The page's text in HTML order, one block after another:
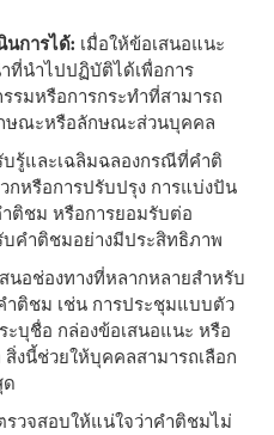
นการได้: เมื่อให้ข้อเสนอแนะ
ที่นําไปปฏิบัติได้เพื่อการ
รมหรือการกระทําที่สามารถ
ษณะหรือลักษณะส่วนบุคคล
บรู้และเฉลิมฉลองกรณีที่คําติ
กหรือการปรับปรุง การแบ่งปัน
าติชม หรือการยอมรับต่อ
คําติชมอย่างมีประสิทธิภาพ
สนอช่องทางที่หลากหลายสําหรับ
าติชม เช่น การประชุมแบบตัว
บุชื่อ กล่องข้อเสนอแนะ หรือ
นี้ช่วยให้บุคคลสามารถเลือก
ด
รวจสอบให้แน่ใจว่าคําติชมไม่